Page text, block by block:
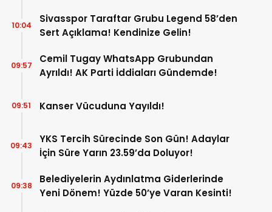
Sivasspor Taraftar Grubu Legend 58’den
Sert Açıklama! Kendinize Gelin!
10:04
Cemil Tugay WhatsApp Grubundan
Ayrıldı! AK Parti İddiaları Gündemde!
09:57
Kanser Vücuduna Yayıldı!
09:51
YKS Tercih Sürecinde Son Gün! Adaylar
İçin Süre Yarın 23.59’da Doluyor!
09:43
Belediyelerin Aydınlatma Giderlerinde
Yeni Dönem! Yüzde 50’ye Varan Kesinti!
09:38